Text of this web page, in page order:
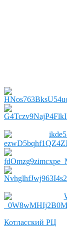
Котласский РЦ